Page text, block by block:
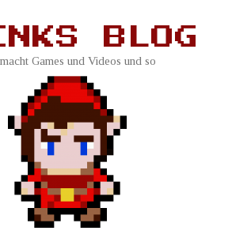
BLOG
Games und Videos und so